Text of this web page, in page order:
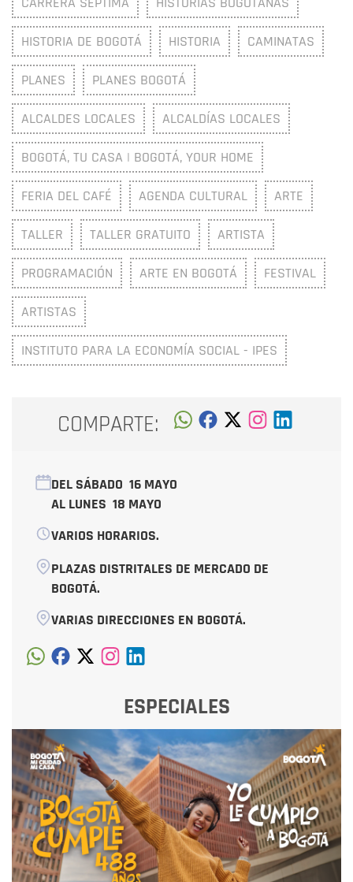
HISTORIA DE BOGOTÁ HISTORIA CAMINATAS
PLANES PLANES BOGOTÁ
ALCALDES LOCALES ALCALDÍAS LOCALES
BOGOTÁ, TU CASA | BOGOTÁ, YOUR HOME
FERIA DEL CAFÉ AGENDA CULTURAL ARTE
TALLER TALLER GRATUITO ARTISTA
PROGRAMACIÓN ARTE EN BOGOTÁ FESTIVAL
ARTISTAS
INSTITUTO PARA LA ECONOMÍA SOCIAL - IPES
COMPARTE:
DEL SÁBADO 16 MAYO
AL LUNES 18 MAYO
VARIOS HORARIOS.
PLAZAS DISTRITALES DE MERCADO DE
BOGOTÁ.
VARIAS DIRECCIONES EN BOGOTÁ.
ESPECIALES